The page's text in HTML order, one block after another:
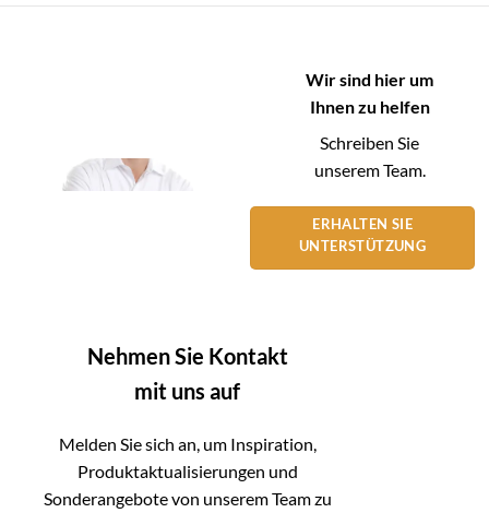
Wir sind hier um
Ihnen zu helfen
Schreiben Sie
unserem Team.
ERHALTEN SIE
UNTERSTÜTZUNG
Nehmen Sie Kontakt
mit uns auf
Melden Sie sich an, um Inspiration,
Produktaktualisierungen und
Sonderangebote von unserem Team zu